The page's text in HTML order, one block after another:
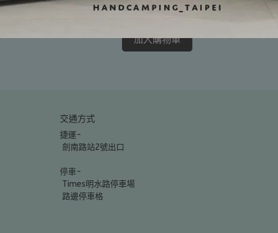
加入購物車
交通方式
捷運-
劍南路站2號出口
停車-
Times明水路停車場
路邊停車格